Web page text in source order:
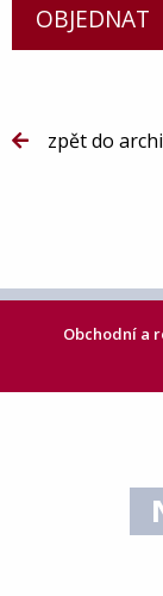
OBJEDNAT
zpět do
Obchodní a